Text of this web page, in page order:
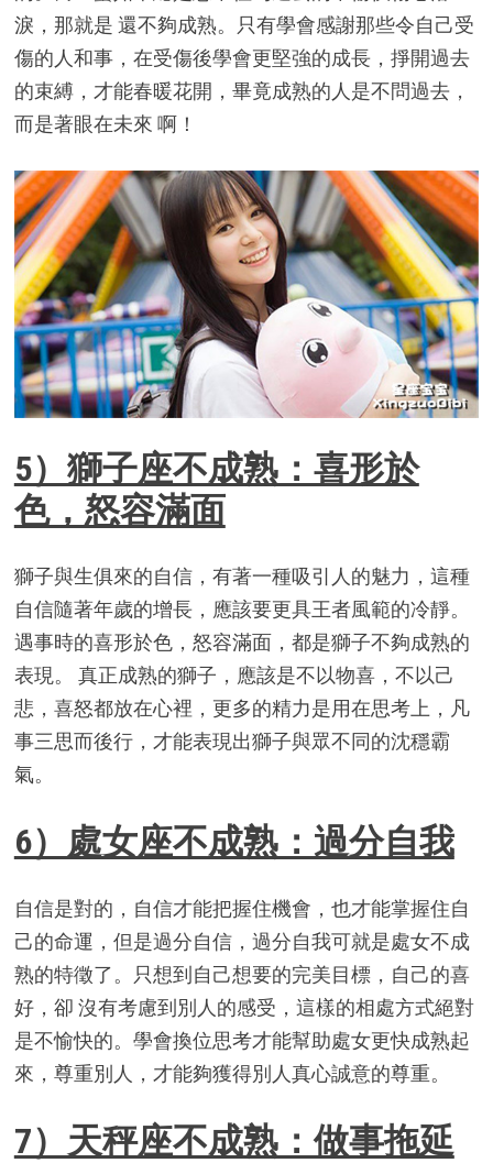
淚，那就是 還不夠成熟。只有學會感謝那些令自己受
傷的人和事，在受傷後學會更堅強的成長，掙開過去
的束縛，才能春暖花開，畢竟成熟的人是不問過去，
而是著眼在未來 啊！
5）獅子座不成熟：喜形於
色，怒容滿面
獅子與生俱來的自信，有著一種吸引人的魅力，這種
自信隨著年歲的增長，應該要更具王者風範的冷靜。
遇事時的喜形於色，怒容滿面，都是獅子不夠成熟的
表現。 真正成熟的獅子，應該是不以物喜，不以己
悲，喜怒都放在心裡，更多的精力是用在思考上，凡
事三思而後行，才能表現出獅子與眾不同的沈穩霸
氣。
6）處女座不成熟：過分自我
自信是對的，自信才能把握住機會，也才能掌握住自
己的命運，但是過分自信，過分自我可就是處女不成
熟的特徵了。只想到自己想要的完美目標，自己的喜
好，卻 沒有考慮到別人的感受，這樣的相處方式絕對
是不愉快的。學會換位思考才能幫助處女更快成熟起
來，尊重別人，才能夠獲得別人真心誠意的尊重。
7）天秤座不成熟：做事拖延